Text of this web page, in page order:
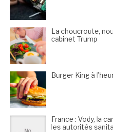
La choucroute,
cabinet Trump
Burger King à
France : Vody, la
les autorités